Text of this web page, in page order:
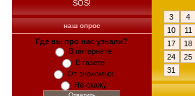
SOS!
наш опрос
Где вы про нас узнали?
В интернете
В газете
От знакомых
Не скажу
3
4
10
11
17
18
24
25
31